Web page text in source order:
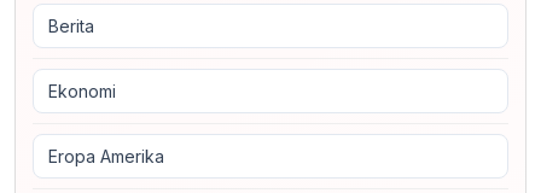
Berita
Ekonomi
Eropa Amerika